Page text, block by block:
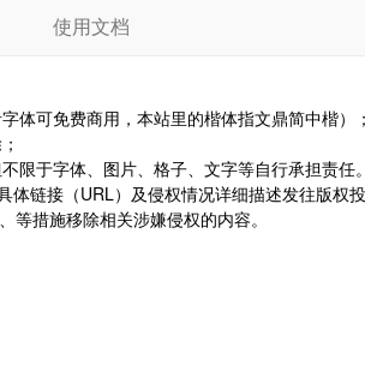
使用文档
体可免费商用，本站里的楷体指文鼎简中楷）；
于字体、图片、格子、文字等自行承担责任。
链接（URL）及侵权情况详细描述发往版权
措施移除相关涉嫌侵权的内容。